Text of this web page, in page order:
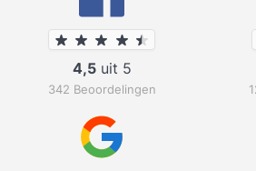
4,5uit 5
342 Beoordelingen